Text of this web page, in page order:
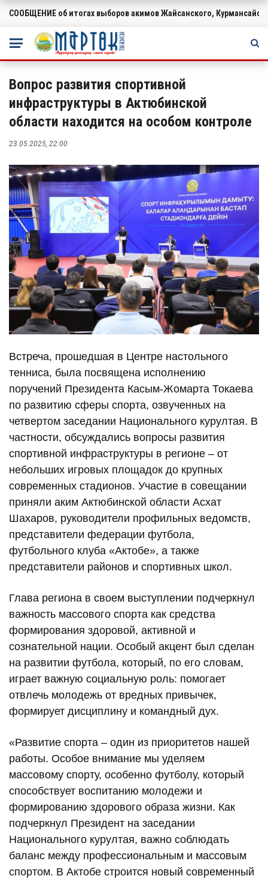
ВАЖНОЕ
СООБЩЕНИЕ об итогах выборов акимов Жайсанского,
Вопрос развития спортивной
инфраструктуры в Актюбинской
области находится на особом контроле
23.05.2025, 22:00
Встреча, прошедшая в Центре настольного
тенниса, была посвящена исполнению
поручений Президента Касым-Жомарта Токаева
по развитию сферы спорта, озвученных на
четвертом заседании Национального курултая. В
частности, обсуждались вопросы развития
спортивной инфраструктуры в регионе – от
небольших игровых площадок до крупных
современных стадионов. Участие в совещании
приняли аким Актюбинской области Асхат
Шахаров, руководители профильных ведомств,
представители федерации футбола,
футбольного клуба «Актобе», а также
представители районов и спортивных школ.
Глава региона в своем выступлении подчеркнул
важность массового спорта как средства
формирования здоровой, активной и
сознательной нации. Особый акцент был сделан
на развитии футбола, который, по его словам,
играет важную социальную роль: помогает
отвлечь молодежь от вредных привычек,
формирует дисциплину и командный дух.
«Развитие спорта – один из приоритетов нашей
работы. Особое внимание мы уделяем
массовому спорту, особенно футболу, который
способствует воспитанию молодежи и
формированию здорового образа жизни. Как
подчеркнул Президент на заседании
Национального курултая, важно соблюдать
баланс между профессиональным и массовым
спортом. В Актобе строится новый современный